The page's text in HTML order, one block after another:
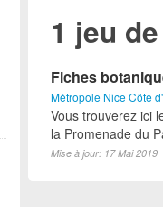
1 jeu
Fiches
Métropole Nice Côte
Vous trouverez ici
la Promenade du
Mise à jour: 17 Mai 2019